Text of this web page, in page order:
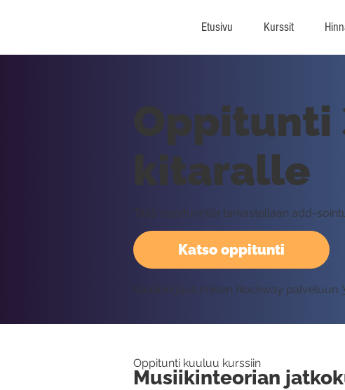
Etusivu Kurssit
Katso oppitunti
Oppitunti
kitaralle
Tällä oppitunnilla tarkastellaan add-
Vaatii kirjautumisen Rockway palveluun.
Oppitunti kuuluu kurssiin
Musiikinteorian